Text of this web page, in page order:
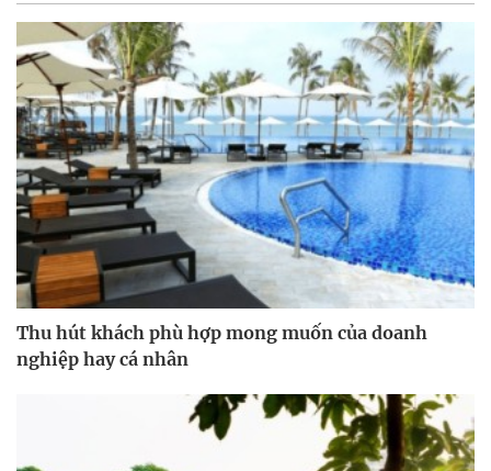
Thu hút khách phù hợp mong muốn của doanh
nghiệp hay cá nhân